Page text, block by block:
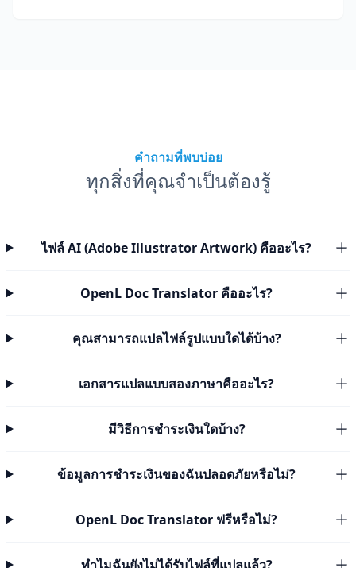
คำถามที่พบบ่อย
ทุกสิ่งที่คุณจำเป็นต้องรู้
ไฟล์ AI (Adobe Illustrator Artwork) คืออะไร?
OpenL Doc Translator คืออะไร?
คุณสามารถแปลไฟล์รูปแบบใดได้บ้าง?
เอกสารแปลแบบสองภาษาคืออะไร?
มีวิธีการชำระเงินใดบ้าง?
ข้อมูลการชำระเงินของฉันปลอดภัยหรือไม่?
OpenL Doc Translator ฟรีหรือไม่?